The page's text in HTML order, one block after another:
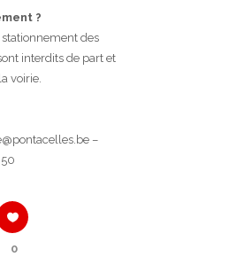
?
stationnement des
interdits de part et
voirie.
–
0